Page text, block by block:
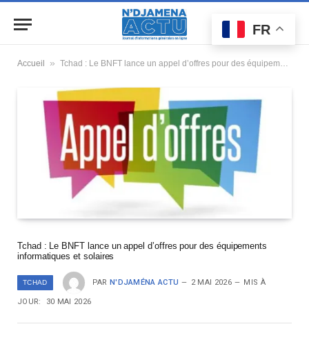
Accueil » Tchad : Le BNFT lance un appel d’offres pour des équipements informatiques et solaires
Tchad : Le BNFT lance un appel d’offres pour des équipements
informatiques et solaires
TCHAD PAR N'DJAMÉNA ACTU 2 MAI 2026 MIS À
JOUR: 30 MAI 2026
FR